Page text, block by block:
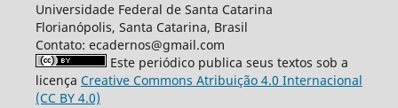
Universidade Federal de Santa Catarina
Florianópolis, Santa Catarina, Brasil
Contato: ecadernos@gmail.com
Este periódico publica seus textos sob a
licença Creative Commons Atribuição 4.0 Internacional
(CC BY 4.0)